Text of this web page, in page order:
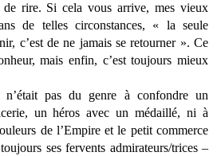
rire. Si cela vous arrive, mes vieux
de telles circonstances, « la seule
c’est de ne jamais se retourner ». Ce
mais enfin, c’est toujours mieux
pas du genre à confondre un
un héros avec un médaillé, ni à
de l’Empire et le petit commerce
ses fervents admirateurs/trices –